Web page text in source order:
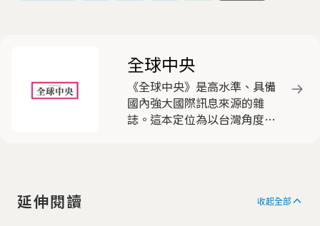
全球中央
《全球中央》是高水準、具備
國內強大國際訊息來源的雜
誌。這本定位為以台灣角度看
客觀中立，有助於豐富國人國
延伸閱讀 收起全部